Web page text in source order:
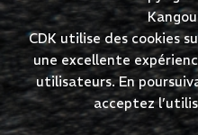
CDK utilise des cookies
une excellente
utilisateurs. En
acceptez